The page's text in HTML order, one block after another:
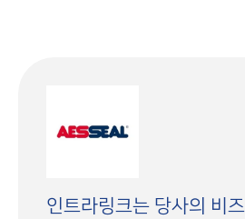
인트라링크는 당사의 비